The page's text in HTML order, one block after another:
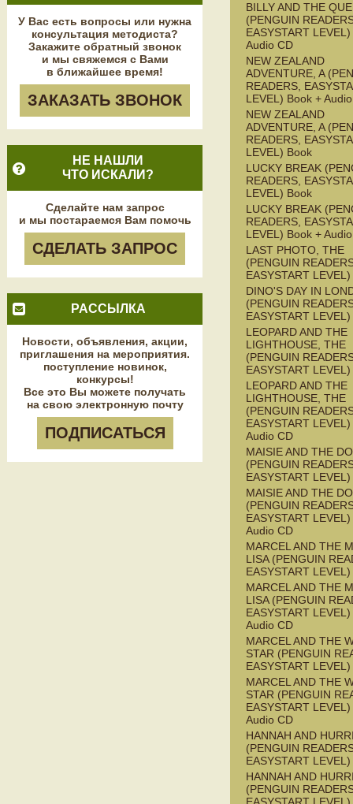
У Вас есть вопросы или нужна
консультация методиста?
Закажите обратный звонок
и мы свяжемся с Вами
в ближайшее время!
ЗАКАЗАТЬ ЗВОНОК
НЕ НАШЛИ
ЧТО ИСКАЛИ?
Сделайте нам запрос
и мы постараемся Вам помочь
СДЕЛАТЬ ЗАПРОС
РАССЫЛКА
Новости, объявления, акции,
приглашения на мероприятия.
поступление новинок,
конкурсы!
Все это Вы можете получать
на свою электронную почту
ПОДПИСАТЬСЯ
BILLY AND THE
(PENGUIN
EASYSTART
Audio CD
NEW ZEALAND
ADVENTURE, A
READERS,
LEVEL) Book +
NEW ZEALAND
ADVENTURE, A
READERS,
LEVEL) Book
LUCKY BREAK
READERS,
LEVEL) Book
LUCKY BREAK
READERS,
LEVEL) Book +
LAST PHOTO, THE
(PENGUIN
EASYSTART
DINO'S DAY IN
(PENGUIN
EASYSTART
LEOPARD AND THE
LIGHTHOUSE, THE
(PENGUIN
EASYSTART
LEOPARD AND THE
LIGHTHOUSE, THE
(PENGUIN
EASYSTART
Audio CD
MAISIE AND THE
(PENGUIN
EASYSTART
MAISIE AND THE
(PENGUIN
EASYSTART
Audio CD
MARCEL AND THE
LISA (PENGUIN
EASYSTART
MARCEL AND THE
LISA (PENGUIN
EASYSTART
Audio CD
MARCEL AND THE
STAR (PENGUIN
EASYSTART
MARCEL AND THE
STAR (PENGUIN
EASYSTART
Audio CD
HANNAH AND
(PENGUIN
EASYSTART
HANNAH AND
(PENGUIN